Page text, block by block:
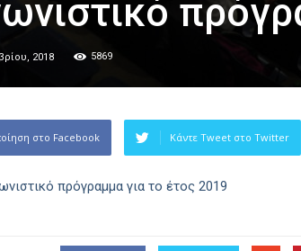
2018 5869
στο Facebook Κάντε Tweet στο Twitter
πρόγραμμα για το έτος 2019